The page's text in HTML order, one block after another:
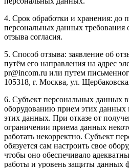
4. Срок обработки и хранения: до
персональных данных требования
отзыва согласия.
5. Способ отзыва: заявление об
путём его направления на адрес
pr@incom.ru или путем
105318, г. Москва, ул.
6. Субъект персональных данных
оборудованию прием этих данных
этих данных. При отказе от
ограничении приема данных
работать некорректно. Субъект
обязуется сам настроить свое
чтобы оно обеспечивало
работы и уровень защиты данных